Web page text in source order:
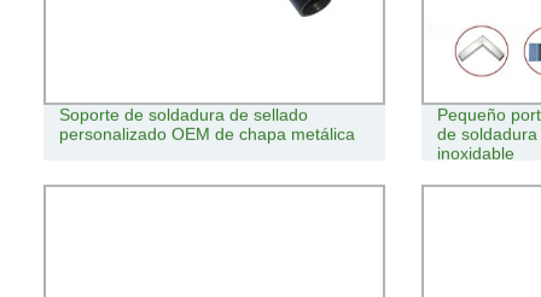
Soporte de soldadura de sellado
personalizado OEM de chapa metálica
Pequeño
de
inoxidable